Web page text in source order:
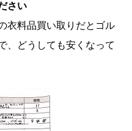
さい
衣料品買い取りだとゴル
、どうしても安くなって